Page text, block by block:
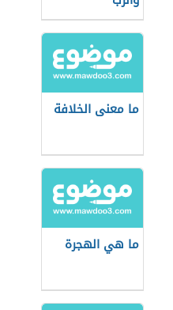
ما معنى الخلافة
ما هي الهجرة